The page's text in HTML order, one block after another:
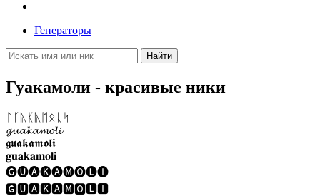
Генераторы
Найти
Гуакамоли - красивые ники
ᛚᚴᚣᛕᚣᛖᛟᚳᛋ
𝓰𝓾𝓪𝓴𝓪𝓶𝓸𝓵𝓲
𝖌𝖚𝖆𝖐𝖆𝖒𝖔𝖑𝖎
𝐠𝐮𝐚𝐤𝐚𝐦𝐨𝐥𝐢
🅖🅤🅐🅚🅐🅜🅞🅛🅘
🅶🆄🅰🅺🅰🅼🅾🅻🅸